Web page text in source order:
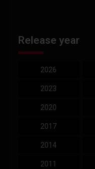
Release year
2026
2023
2020
2017
2014
2011